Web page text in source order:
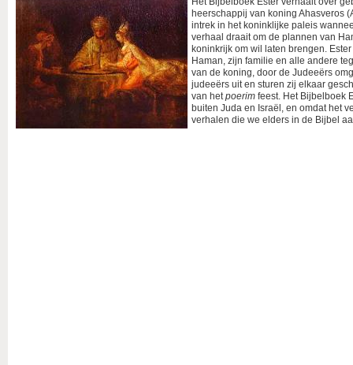
heerschappij van koning Ahasveros
intrek in het koninklijke paleis
verhaal draait om de plannen van
koninkrijk om wil laten brengen.
Haman, zijn familie en alle andere
van de koning, door de Judeeërs
judeeërs uit en sturen zij elkaar
van hetpoerim feest. Het Bijbelboek
buiten Juda en Israël, en omdat het
verhalen die we elders in de Bijbel